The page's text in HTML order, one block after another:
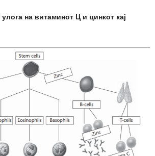
на витаминот Ц и цинкот кај